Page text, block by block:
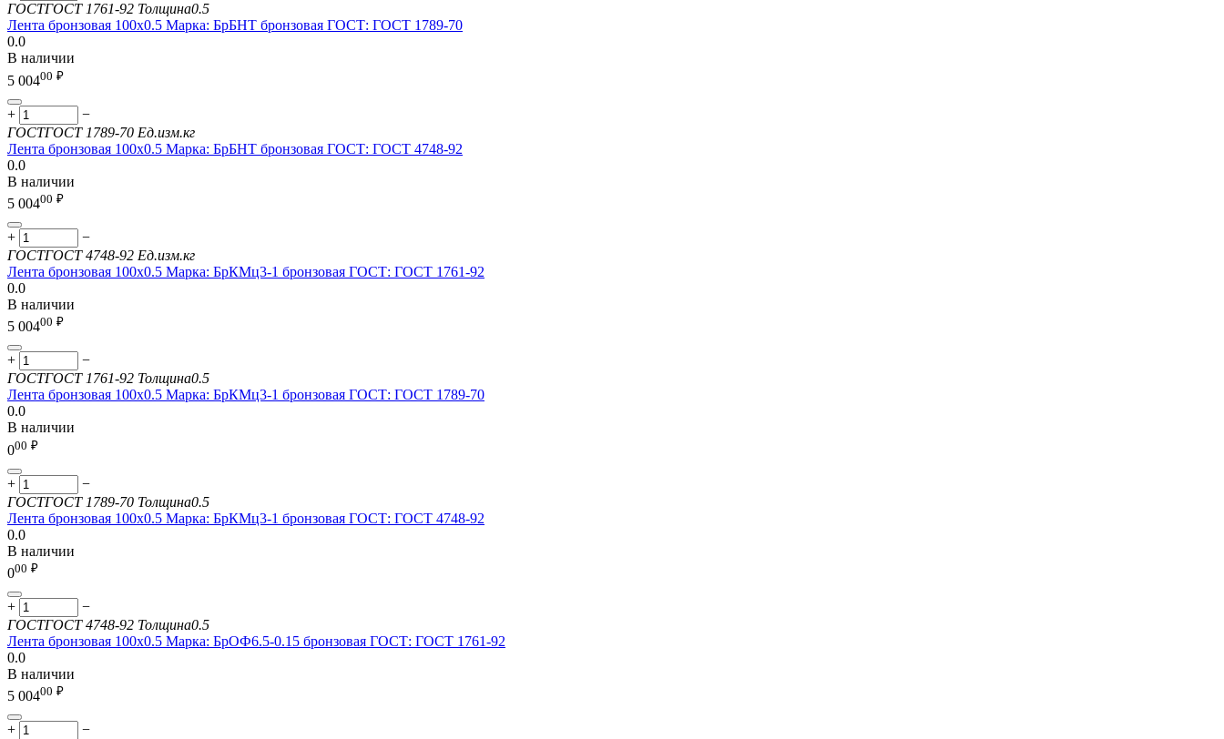
ГОСТГОСТ 1761-92 Толщина0.5
Лента бронзовая 100х0.5 Марка: БрБНТ бронзовая ГОСТ: ГОСТ 1789-70
0.0
В наличии
5 00400 ₽
+
−
ГОСТГОСТ 1789-70 Ед.изм.кг
Лента бронзовая 100х0.5 Марка: БрБНТ бронзовая ГОСТ: ГОСТ 4748-92
0.0
В наличии
5 00400 ₽
+
−
ГОСТГОСТ 4748-92 Ед.изм.кг
Лента бронзовая 100х0.5 Марка: БрКМц3-1 бронзовая ГОСТ: ГОСТ 1761-92
0.0
В наличии
5 00400 ₽
+
−
ГОСТГОСТ 1761-92 Толщина0.5
Лента бронзовая 100х0.5 Марка: БрКМц3-1 бронзовая ГОСТ: ГОСТ 1789-70
0.0
В наличии
000 ₽
+
−
ГОСТГОСТ 1789-70 Толщина0.5
Лента бронзовая 100х0.5 Марка: БрКМц3-1 бронзовая ГОСТ: ГОСТ 4748-92
0.0
В наличии
000 ₽
+
−
ГОСТГОСТ 4748-92 Толщина0.5
Лента бронзовая 100х0.5 Марка: БрОФ6.5-0.15 бронзовая ГОСТ: ГОСТ 1761-92
0.0
В наличии
5 00400 ₽
+
−